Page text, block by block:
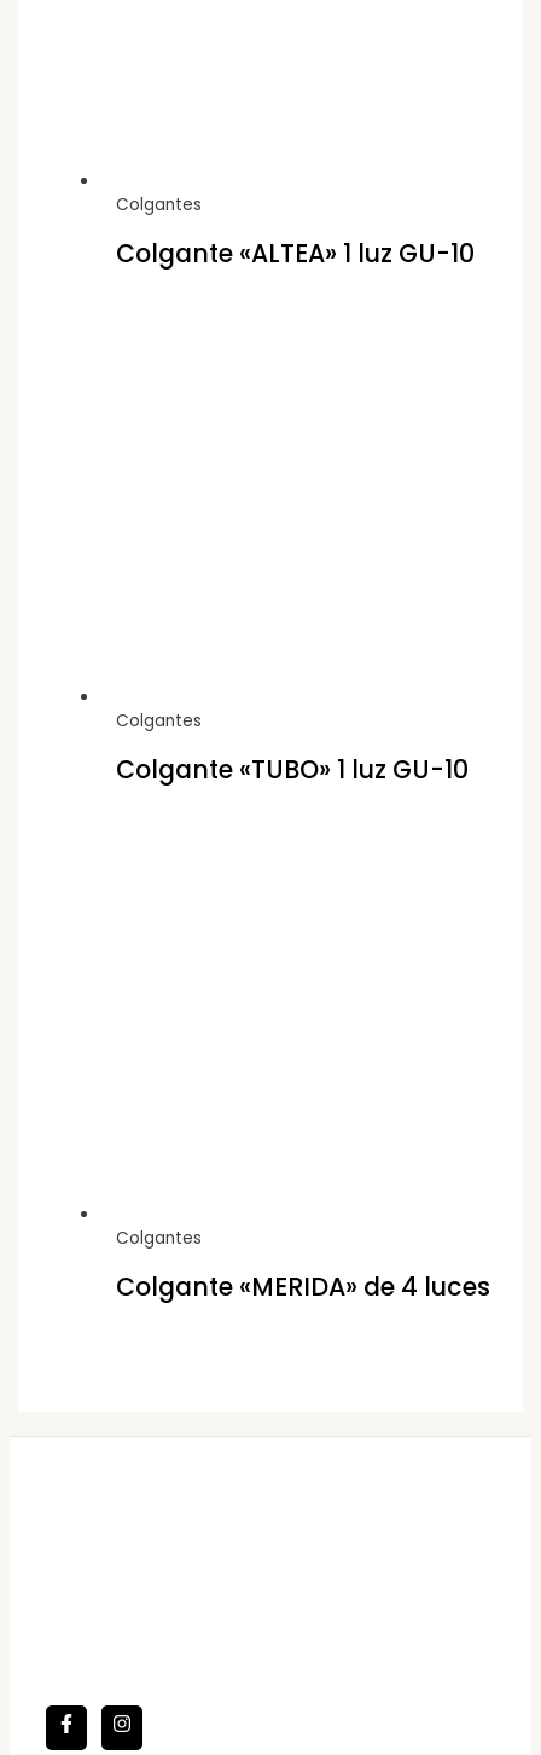
Colgantes
Colgante «ALTEA» 1 luz GU-10
Colgantes
Colgante «TUBO» 1 luz GU-10
Colgantes
Colgante «MERIDA» de 4 luces